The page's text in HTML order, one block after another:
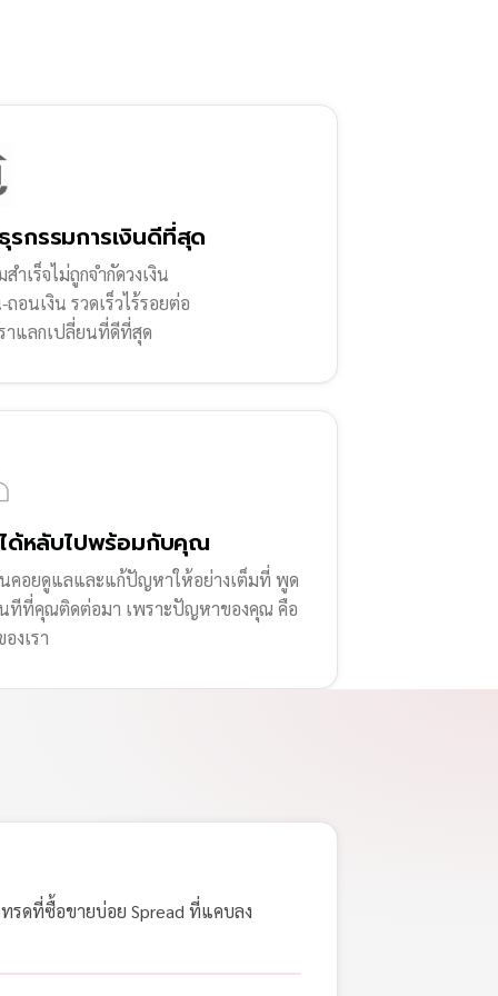
กรรมการเงินดีที่สุด
ำเร็จไม่ถูกจำกัดวงเงิน
ถอนเงิน รวดเร็วไร้รอยต่อ
าแลกเปลี่ยนที่ดีที่สุด
ได้หลับไปพร้อมกับคุณ
คอยดูแลและแก้ปัญหาให้อย่างเต็มที่ พูด
ทีที่คุณติดต่อมา เพราะปัญหาของคุณ คือ
งเรา
รดที่ซื้อขายบ่อย Spread ที่แคบลง